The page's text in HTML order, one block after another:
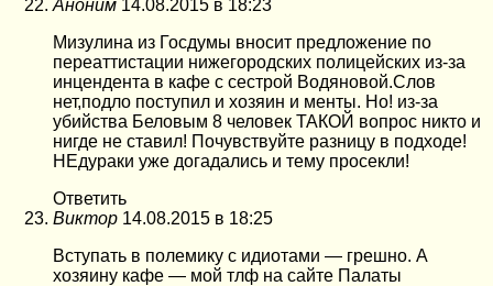
Аноним 14.08.2015 в 18:23
Мизулина из Госдумы вносит предложение по
переаттистации нижегородских полицейских из-за
инцендента в кафе с сестрой Водяновой.Слов
нет,подло поступил и хозяин и менты. Но! из-за
убийства Беловым 8 человек ТАКОЙ вопрос никто и
нигде не ставил! Почувствуйте разницу в подходе!
НЕдураки уже догадались и тему просекли!
Ответить
Виктор 14.08.2015 в 18:25
Вступать в полемику с идиотами — грешно. А
хозяину кафе — мой тлф на сайте Палаты